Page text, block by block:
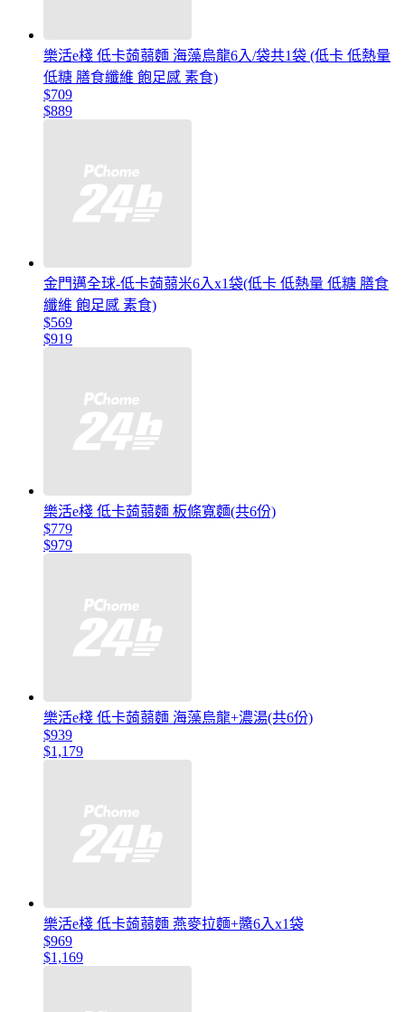
樂活e棧 低卡蒟蒻麵 海藻烏龍6入/袋共1袋 (低卡 低熱量
低糖 膳食纖維 飽足感 素食)
$709
$889
金門邁全球-低卡蒟蒻米6入x1袋(低卡 低熱量 低糖 膳食
纖維 飽足感 素食)
$569
$919
樂活e棧 低卡蒟蒻麵 板條寬麵(共6份)
$779
$979
樂活e棧 低卡蒟蒻麵 海藻烏龍+濃湯(共6份)
$939
$1,179
樂活e棧 低卡蒟蒻麵 燕麥拉麵+醬6入x1袋
$969
$1,169